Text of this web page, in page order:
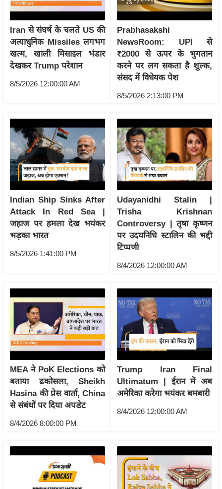
यि
क
मा
तृ
भू
स्तं
ए
म
.
आ
र
.
आ
ई
.
चा
य
स
मी
ध
र्म
ज्यो
ति
ष
प्र
भु
म
Iran से संघर्ष के चलते US की
अत्याधुनिक Missiles लगभग
खत्म, खाली मिसाइल भंडार
देखकर Trump परेशान
8/5/2026 12:00:00 AM
Prabhasakshi
NewsRoom: UPI से
₹2000 से ऊपर के भुगतान
करने पर लग सकता है शुल्क,
संसद में विधेयक पेश
8/5/2026 2:13:00 PM
Indian Ship Sinks After
Attack In Red Sea |
जहाज पर हमला देख भयंकर
भड़का भारत
8/5/2026 1:41:00 PM
Udayanidhi Stalin |
Trisha Krishnan
Controversy | तृषा कृष्णन
पर उदयनिधि स्टालिन की भद्दी
टिप्पणी
8/4/2026 12:00:00 AM
MEA ने PoK Elections को
बताया ढकोसला, Sheikh
Hasina की प्रेस वार्ता, China
से संबंधों पर दिया अपडेट
8/4/2026 8:00:00 PM
Trump Iran Final
Ultimatum | ईरान में अब
अमेरिका करेगा भयंकर बमबारी
8/4/2026 12:00:00 AM